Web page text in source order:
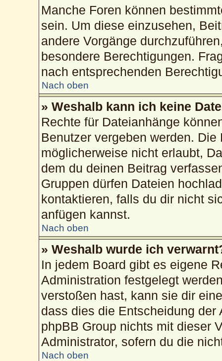
Manche Foren können
sein. Um diese einzusehen,
andere Vorgänge
besondere Berechtigungen.
nach entsprechenden
Nach oben
» Weshalb kann ich keine
Rechte für Dateianhänge
Benutzer vergeben werden.
möglicherweise nicht erlaubt,
dem du deinen Beitrag
Gruppen dürfen Dateien
kontaktieren, falls du dir nicht
anfügen kannst.
Nach oben
» Weshalb wurde ich
In jedem Board gibt es eigene
Administration festgelegt
verstoßen hast, kann sie dir
dass dies die Entscheidung
phpBB Group nichts mit dieser
Administrator, sofern du die
Nach oben